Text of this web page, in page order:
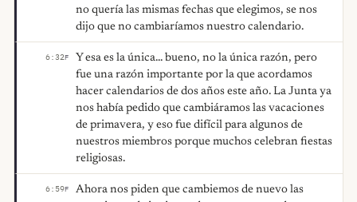
no quería las mismas fechas que elegimos, se nos
dijo que no cambiaríamos nuestro calendario.
6:32F
Y esa es la única... bueno, no la única razón, pero
fue una razón importante por la que acordamos
hacer calendarios de dos años este año. La Junta ya
nos había pedido que cambiáramos las vacaciones
de primavera, y eso fue difícil para algunos de
nuestros miembros porque muchos celebran fiestas
religiosas.
6:59F
Ahora nos piden que cambiemos de nuevo las